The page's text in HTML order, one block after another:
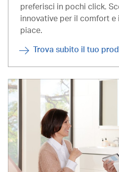
preferisci in pochi click.
innovative per il comfort e
piace.
Trova subito il tuo